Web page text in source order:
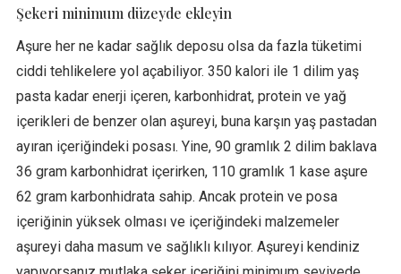
Şekeri minimum düzeyde ekleyin
Aşure her ne kadar sağlık deposu olsa da fazla tüketimi
ciddi tehlikelere yol açabiliyor. 350 kalori ile 1 dilim yaş
pasta kadar enerji içeren, karbonhidrat, protein ve yağ
içerikleri de benzer olan aşureyi, buna karşın yaş pastadan
ayıran içeriğindeki posası. Yine, 90 gramlık 2 dilim baklava
36 gram karbonhidrat içerirken, 110 gramlık 1 kase aşure
62 gram karbonhidrata sahip. Ancak protein ve posa
içeriğinin yüksek olması ve içeriğindeki malzemeler
aşureyi daha masum ve sağlıklı kılıyor. Aşureyi kendiniz